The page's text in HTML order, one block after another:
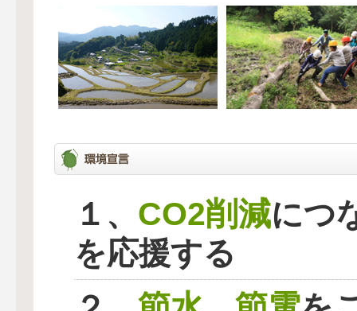
１、 CO2削減につ
を応援する